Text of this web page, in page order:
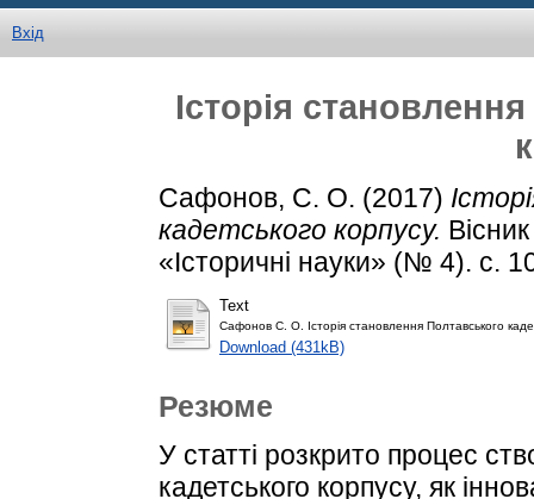
Вхід
Історія
Сафонов, С. О. (2017)
кадетського корпусу.
«Історичні науки» (№ 4). с.
Text
Сафонов С. О. Історія становлення Полтавського
Download (431kB)
Резюме
У статті розкрито процес
кадетського корпусу, як